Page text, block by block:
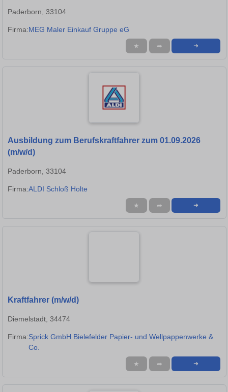
Paderborn, 33104
Firma:MEG Maler Einkauf Gruppe eG
★ ➦ ➜
Ausbildung zum Berufskraftfahrer zum 01.09.2026
(m/w/d)
Paderborn, 33104
Firma:ALDI Schloß Holte
★ ➦ ➜
Kraftfahrer (m/w/d)
Diemelstadt, 34474
Firma:Sprick GmbH Bielefelder Papier- und Wellpappenwerke &
Co.
★ ➦ ➜